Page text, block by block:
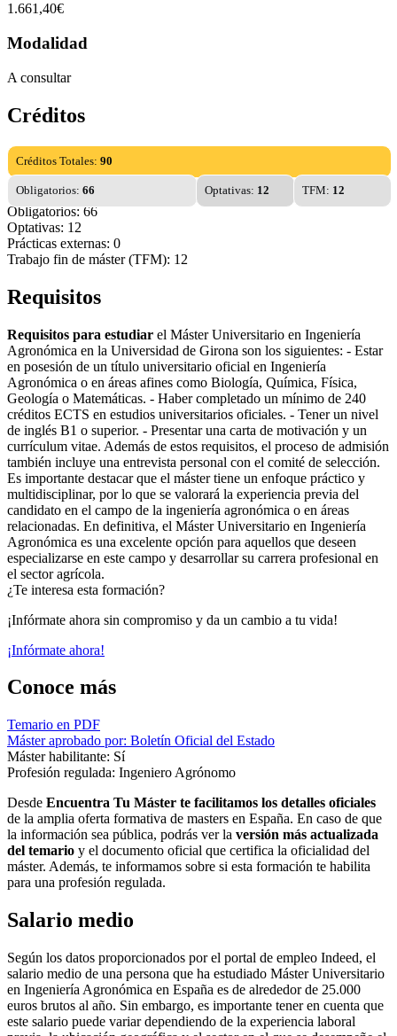
1.661,40€
Modalidad
A consultar
Créditos
Créditos Totales: 90
Obligatorios: 66 Optativas: 12 TFM: 12
Obligatorios: 66
Optativas: 12
Prácticas externas: 0
Trabajo fin de máster (TFM): 12
Requisitos
Requisitos para estudiar el Máster Universitario en Ingeniería
Agronómica en la Universidad de Girona son los siguientes: - Estar
en posesión de un título universitario oficial en Ingeniería
Agronómica o en áreas afines como Biología, Química, Física,
Geología o Matemáticas. - Haber completado un mínimo de 240
créditos ECTS en estudios universitarios oficiales. - Tener un nivel
de inglés B1 o superior. - Presentar una carta de motivación y un
currículum vitae. Además de estos requisitos, el proceso de admisión
también incluye una entrevista personal con el comité de selección.
Es importante destacar que el máster tiene un enfoque práctico y
multidisciplinar, por lo que se valorará la experiencia previa del
candidato en el campo de la ingeniería agronómica o en áreas
relacionadas. En definitiva, el Máster Universitario en Ingeniería
Agronómica es una excelente opción para aquellos que deseen
especializarse en este campo y desarrollar su carrera profesional en
el sector agrícola.
¿Te interesa esta formación?
¡Infórmate ahora sin compromiso y da un cambio a tu vida!
¡Infórmate ahora!
Conoce más
Temario en PDF
Máster aprobado por: Boletín Oficial del Estado
Máster habilitante: Sí
Profesión regulada: Ingeniero Agrónomo
Desde Encuentra Tu Máster te facilitamos los detalles oficiales
de la amplia oferta formativa de masters en España. En caso de que
la información sea pública, podrás ver la versión más actualizada
del temario y el documento oficial que certifica la oficialidad del
máster. Además, te informamos sobre si esta formación te habilita
para una profesión regulada.
Salario medio
Según los datos proporcionados por el portal de empleo Indeed, el
salario medio de una persona que ha estudiado Máster Universitario
en Ingeniería Agronómica en España es de alrededor de 25.000
euros brutos al año. Sin embargo, es importante tener en cuenta que
este salario puede variar dependiendo de la experiencia laboral